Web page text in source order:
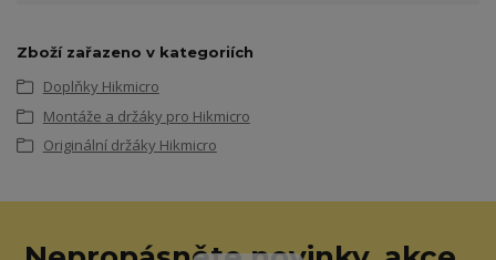
Zboží zařazeno v kategoriích
Doplňky Hikmicro
Montáže a držáky pro Hikmicro
Originální držáky Hikmicro